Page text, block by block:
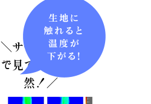
＼サーモカメラ
で見ても一目瞭
然！／